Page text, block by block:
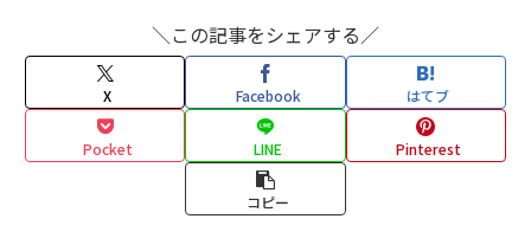
＼この記事をシェアする／
X Facebook はてブ
Pocket LINE Pinterest
コピー